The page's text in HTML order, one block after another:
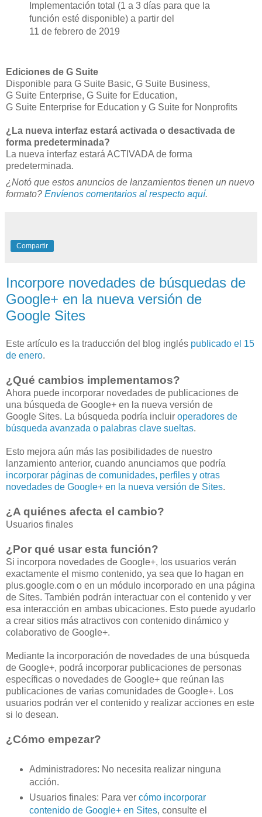
Implementación total (1 a 3 días para que la
función esté disponible) a partir del
11 de febrero de 2019
Ediciones de G Suite
Disponible para G Suite Basic, G Suite Business,
G Suite Enterprise, G Suite for Education,
G Suite Enterprise for Education y G Suite for Nonprofits
¿La nueva interfaz estará activada o desactivada de
forma predeterminada?
La nueva interfaz estará ACTIVADA de forma
predeterminada.
¿Notó que estos anuncios de lanzamientos tienen un nuevo
formato? Envíenos comentarios al respecto aquí.
Compartir
Incorpore novedades de búsquedas de
Google+ en la nueva versión de
Google Sites
Este artículo es la traducción del blog inglés publicado el 15
de enero.
¿Qué cambios implementamos?
Ahora puede incorporar novedades de publicaciones de
una búsqueda de Google+ en la nueva versión de
Google Sites. La búsqueda podría incluir operadores de
búsqueda avanzada o palabras clave sueltas.
Esto mejora aún más las posibilidades de nuestro
lanzamiento anterior, cuando anunciamos que podría
incorporar páginas de comunidades, perfiles y otras
novedades de Google+ en la nueva versión de Sites.
¿A quiénes afecta el cambio?
Usuarios finales
¿Por qué usar esta función?
Si incorpora novedades de Google+, los usuarios verán
exactamente el mismo contenido, ya sea que lo hagan en
plus.google.com o en un módulo incorporado en una página
de Sites. También podrán interactuar con el contenido y ver
esa interacción en ambas ubicaciones. Esto puede ayudarlo
a crear sitios más atractivos con contenido dinámico y
colaborativo de Google+.
Mediante la incorporación de novedades de una búsqueda
de Google+, podrá incorporar publicaciones de personas
específicas o novedades de Google+ que reúnan las
publicaciones de varias comunidades de Google+. Los
usuarios podrán ver el contenido y realizar acciones en este
si lo desean.
¿Cómo empezar?
Administradores: No necesita realizar ninguna
acción.
Usuarios finales: Para ver cómo incorporar
contenido de Google+ en Sites, consulte el